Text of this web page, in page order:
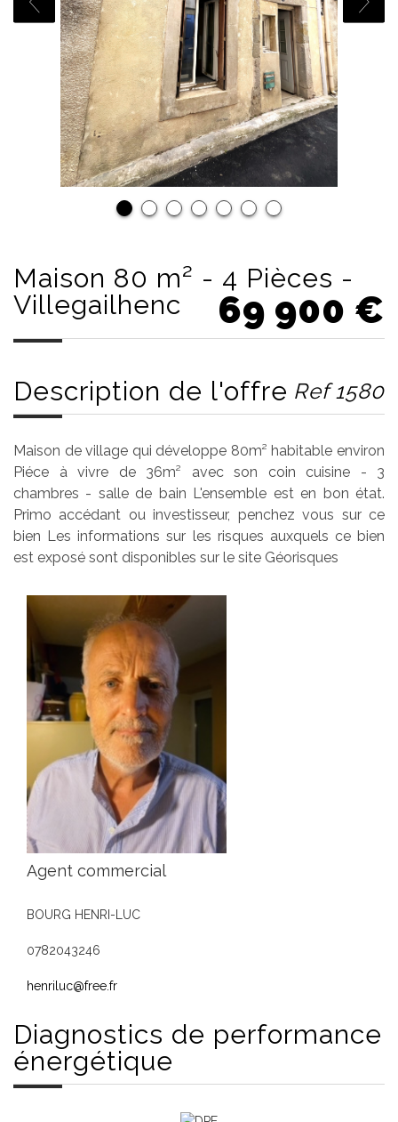
Maison 80 m² - 4 Pièces -
Villegailhenc
69 900 €
Description de l'offre Ref 1580
Maison de village qui développe 80m² habitable environ
Piéce à vivre de 36m² avec son coin cuisine - 3
chambres - salle de bain L'ensemble est en bon état.
Primo accédant ou investisseur, penchez vous sur ce
bien Les informations sur les risques auxquels ce bien
est exposé sont disponibles sur le site Géorisques
Agent commercial
BOURG HENRI-LUC
0782043246
henriluc@free.fr
Diagnostics de performance
énergétique